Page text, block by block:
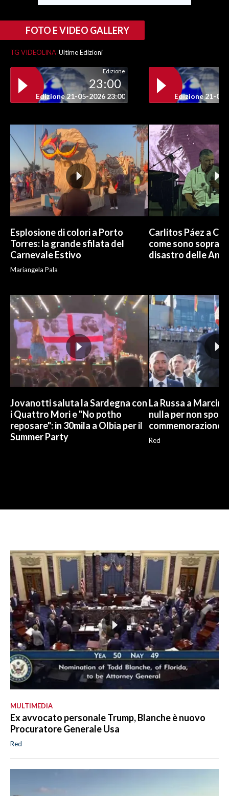
FOTO E VIDEO GALLERY
TG VIDEOLINA Ultime Edizioni
Edizione
23:00
Edizione 21-05-2026 23:00 Edizione 21-05-
Esplosione di colori a Porto
Torres: la grande sfilata del
Carnevale Estivo
Mariangela Pala
Carlitos Páez a
come sono
disastro delle
Jovanotti saluta la Sardegna con
i Quattro Mori e "No potho
reposare": in 30mila a Olbia per il
Summer Party
La Russa a
nulla per non
commemorazione
Red
MULTIMEDIA
Ex avvocato personale Trump, Blanche è nuovo
Procuratore Generale Usa
Red